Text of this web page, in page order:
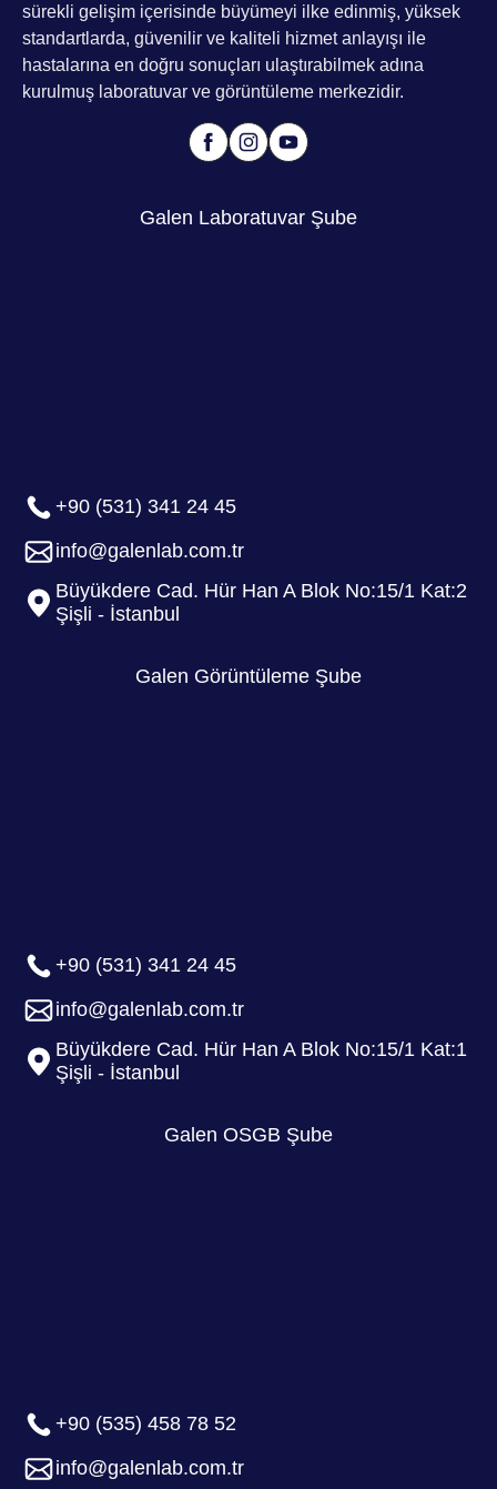
sürekli gelişim içerisinde büyümeyi ilke edinmiş, yüksek
standartlarda, güvenilir ve kaliteli hizmet anlayışı ile
hastalarına en doğru sonuçları ulaştırabilmek adına
kurulmuş laboratuvar ve görüntüleme merkezidir.
Galen Laboratuvar Şube
+90 (531) 341 24 45
info@galenlab.com.tr
Büyükdere Cad. Hür Han A Blok No:15/1 Kat:2
Şişli - İstanbul
Galen Görüntüleme Şube
+90 (531) 341 24 45
info@galenlab.com.tr
Büyükdere Cad. Hür Han A Blok No:15/1 Kat:1
Şişli - İstanbul
Galen OSGB Şube
+90 (535) 458 78 52
info@galenlab.com.tr